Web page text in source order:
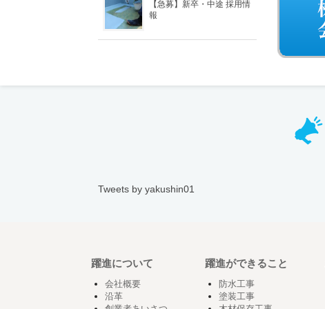
【急募】新卒・中途 採用情
報
Tweets by yakushin01
躍進について
会社概要
沿革
躍進ができること
防水工事
塗装工事